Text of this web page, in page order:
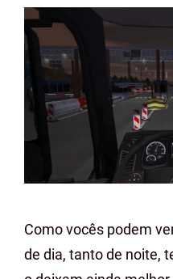
Como vocês podem
de dia, tanto de noite,